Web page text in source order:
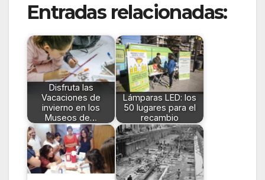
Entradas relacionadas:
Disfruta las
Vacaciones de
invierno en los
Museos de…
Lámparas LED: los
50 lugares para el
recambio